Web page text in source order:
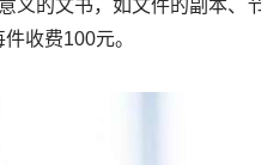
的文书，如文件的副本、
收费100元。